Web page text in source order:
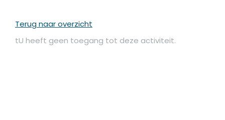
Terug naar overzicht
tU heeft geen toegang tot deze activiteit.